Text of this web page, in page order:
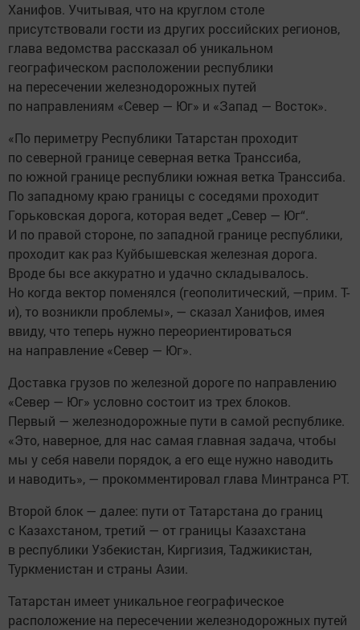
Ханифов. Учитывая, что на круглом столе
присутствовали гости из других российских регионов,
глава ведомства рассказал об уникальном
географическом расположении республики
на пересечении железнодорожных путей
по направлениям «Север — Юг» и «Запад — Восток».
«По периметру Республики Татарстан проходит
по северной границе северная ветка Транссиба,
по южной границе республики южная ветка Транссиба.
По западному краю границы с соседями проходит
Горьковская дорога, которая ведет „Север — Юг“.
И по правой стороне, по западной границе республики,
проходит как раз Куйбышевская железная дорога.
Вроде бы все аккуратно и удачно складывалось.
Но когда вектор поменялся (геополитический, —прим. Т-
и), то возникли проблемы», — сказал Ханифов, имея
ввиду, что теперь нужно переориентироваться
на направление «Север — Юг».
Доставка грузов по железной дороге по направлению
«Север — Юг» условно состоит из трех блоков.
Первый — железнодорожные пути в самой республике.
«Это, наверное, для нас самая главная задача, чтобы
мы у себя навели порядок, а его еще нужно наводить
и наводить», — прокомментировал глава Минтранса РТ.
Второй блок — далее: пути от Татарстана до границ
с Казахстаном, третий — от границы Казахстана
в республики Узбекистан, Киргизия, Таджикистан,
Туркменистан и страны Азии.
Татарстан имеет уникальное географическое
расположение на пересечении железнодорожных путей